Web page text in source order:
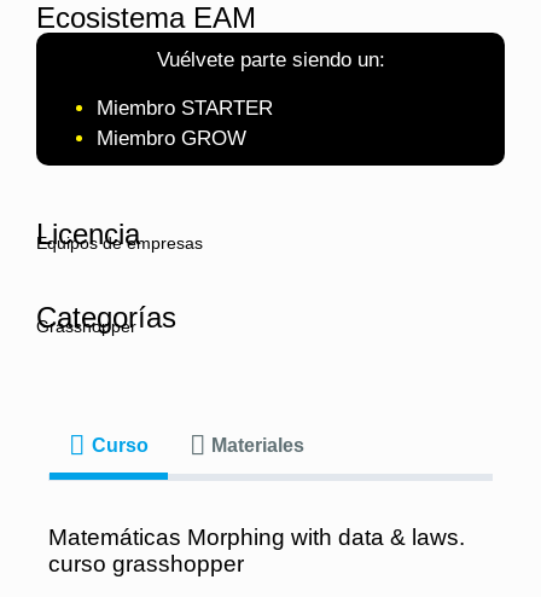
Ecosistema EAM
Vuélvete parte siendo un:
Miembro STARTER
Miembro GROW
Licencia
Equipos de empresas
Categorías
Grasshopper
Curso Materiales
Matemáticas Morphing with data & laws.
curso grasshopper